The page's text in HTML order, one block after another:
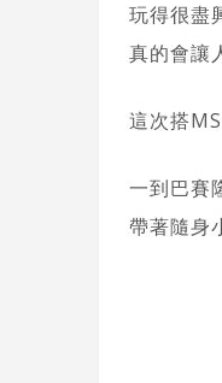
玩得很盡
真的會讓
這次搭
一到巴賽
帶著隨身